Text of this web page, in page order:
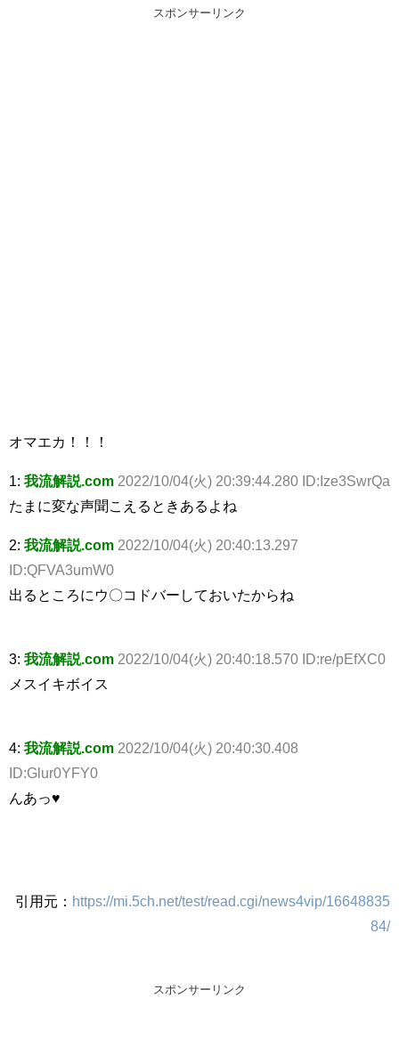
スポンサーリンク
オマエカ！！！
1: 我流解説.com 2022/10/04(火) 20:39:44.280 ID:Ize3SwrQa
たまに変な声聞こえるときあるよね
2: 我流解説.com 2022/10/04(火) 20:40:13.297
ID:QFVA3umW0
出るところにウ〇コドバーしておいたからね
3: 我流解説.com 2022/10/04(火) 20:40:18.570 ID:re/pEfXC0
メスイキボイス
4: 我流解説.com 2022/10/04(火) 20:40:30.408
ID:Glur0YFY0
んあっ♥
引用元： https://mi.5ch.net/test/read.cgi/news4vip/16648835
84/
スポンサーリンク